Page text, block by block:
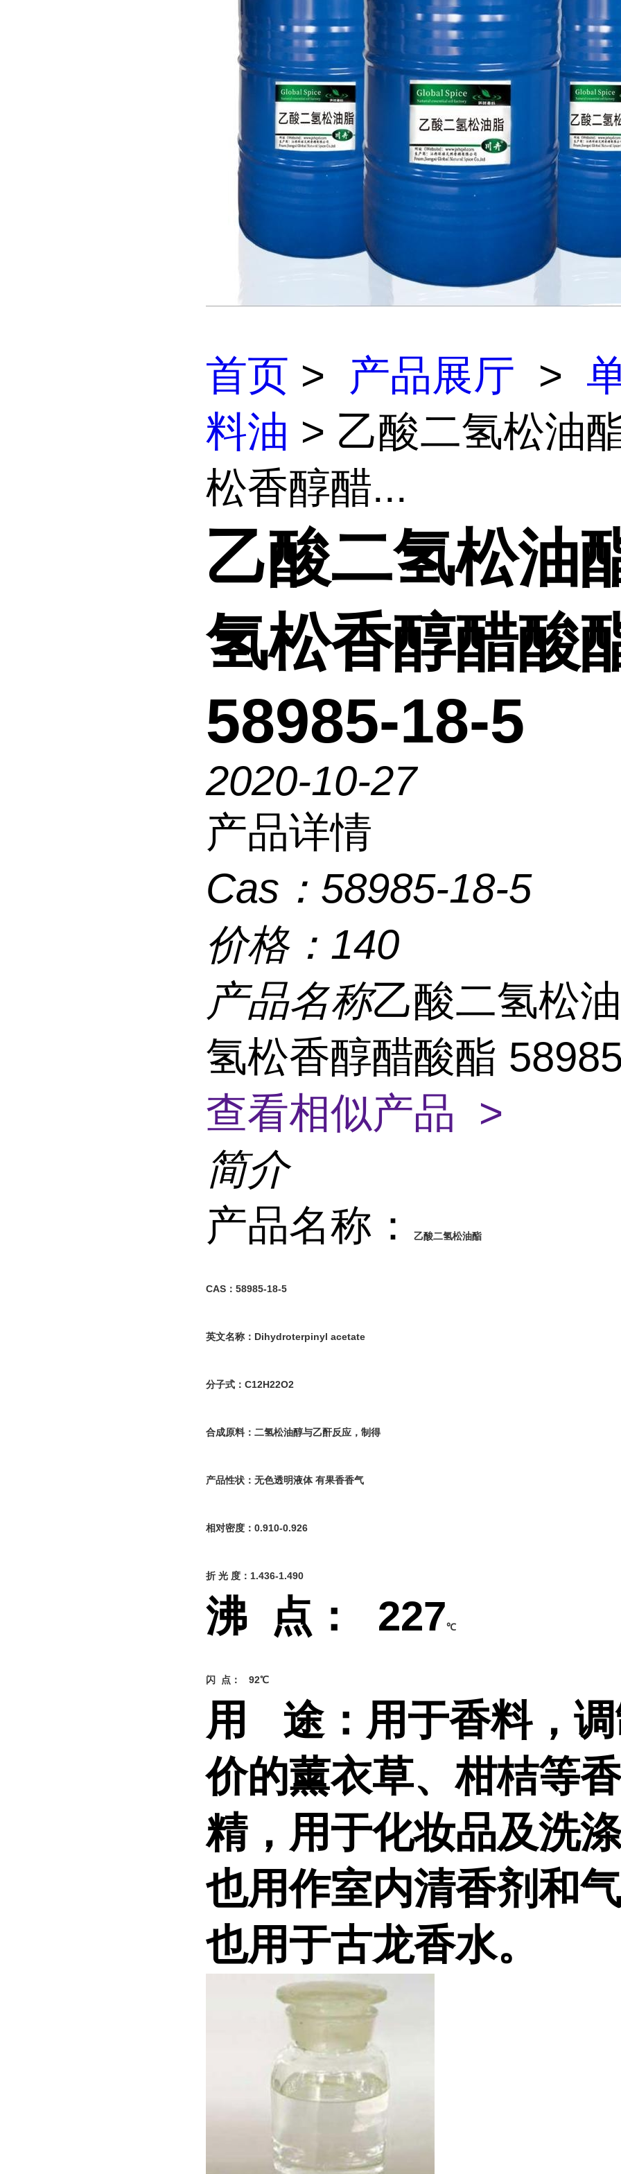
首页 > 产品展厅 >
料油 > 乙酸二氢松油
松香醇醋...
乙酸二氢松油
氢松香醇醋酸
58985-18-5
2020-10-27
产品详情
Cas： 58985-18-5
价格： 140
产品名称乙酸二氢松
氢松香醇醋酸酯
查看相似产品 >
简介
产品名称：
乙酸二氢松油酯
CAS：58985-18-5
英文名称： Dihydroterpinyl acetate
分子式：C12H22O2
合成原料： 二氢松油醇与乙酐反应，制得
产品性状：无色透明液体 有果香香气
相对密度：0.910-0.926
折 光 度：1.436-1.490
沸 点： 227℃
闪 点： 92℃
用 途：用于香料，
价的薰衣草、柑桔等
精，用于化妆品及洗
也用作室内清香剂和
也用于古龙香水。